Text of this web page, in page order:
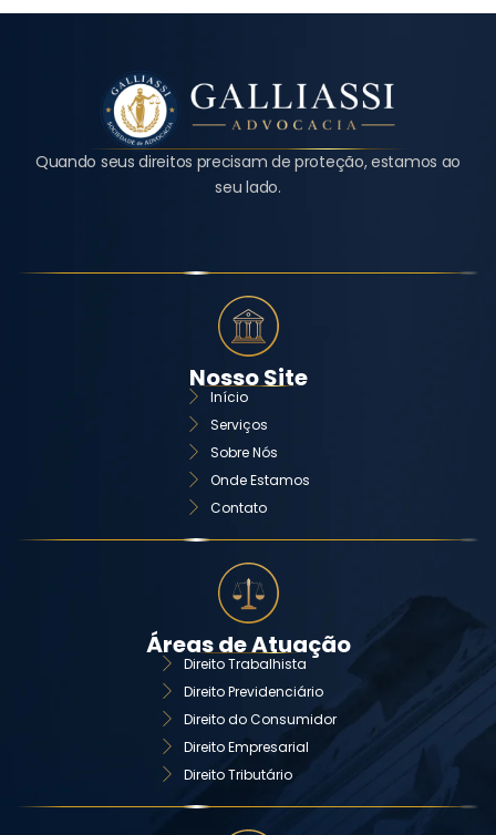
Quando seus direitos precisam de proteção, estamos ao
seu lado.
Nosso Site
Início
Serviços
Sobre Nós
Onde Estamos
Contato
Áreas de Atuação
Direito Trabalhista
Direito Previdenciário
Direito do Consumidor
Direito Empresarial
Direito Tributário